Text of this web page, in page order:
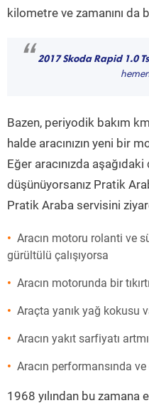
kilometre ve zamanını da
“ 2017 Skoda Rapid 1.0
Bazen, periyodik bakım
halde aracınızın yeni bir
Eğer aracınızda
düşünüyorsanız Pratik
Pratik Araba servisini
Aracın motoru rolanti ve
gürültülü çalışıyorsa
Aracın motorunda bir
Araçta yanık yağ kokusu
Aracın yakıt sarfiyatı
Aracın performansında
1968 yılından bu